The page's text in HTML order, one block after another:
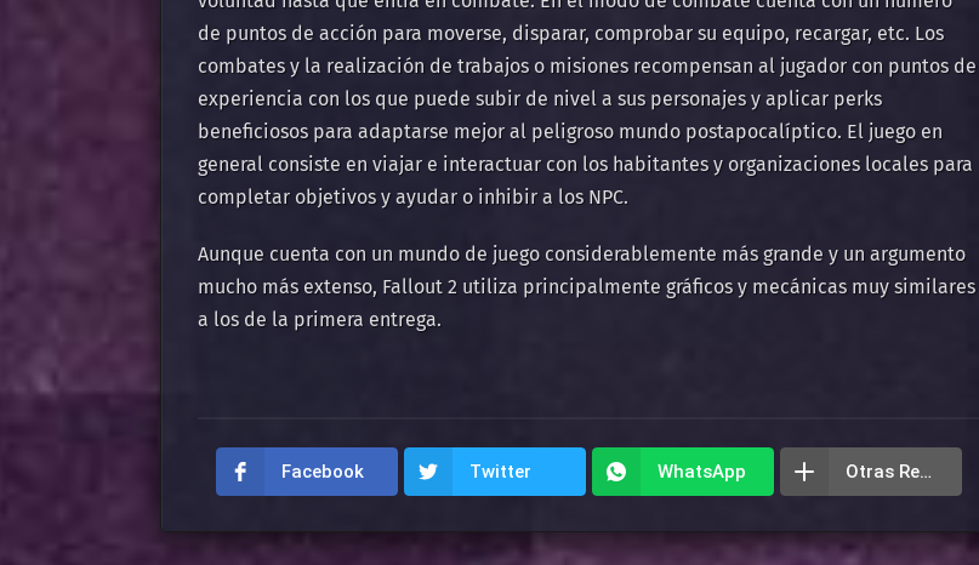
de puntos de acción para moverse, disparar, comprobar su equipo, recargar, etc. Los
combates y la realización de trabajos o misiones recompensan al jugador con puntos de
experiencia con los que puede subir de nivel a sus personajes y aplicar perks
beneficiosos para adaptarse mejor al peligroso mundo postapocalíptico. El juego en
general consiste en viajar e interactuar con los habitantes y organizaciones locales para
completar objetivos y ayudar o inhibir a los NPC.
Aunque cuenta con un mundo de juego considerablemente más grande y un argumento
mucho más extenso, Fallout 2 utiliza principalmente gráficos y mecánicas muy similares
a los de la primera entrega.
Facebook Twitter WhatsApp Otras Redes